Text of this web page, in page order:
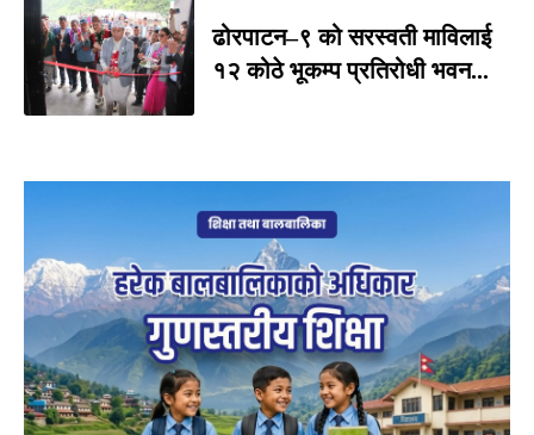
ढोरपाटन–९ को सरस्वती माविलाई
१२ कोठे भूकम्प प्रतिरोधी भवन...